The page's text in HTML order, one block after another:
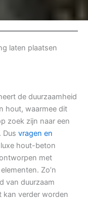
laten plaatsen
de duurzaamheid
hout, waarmee dit
zoek zijn naar een
Dus vragen en
hout-beton
met
Zo’n
van duurzaam
kan verder worden